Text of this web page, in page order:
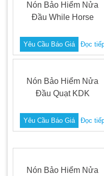
Nón Bảo Hiểm Nửa
Đầu While Horse
Yêu Cầu Báo Giá Đọc
Nón Bảo Hiểm Nửa
Đầu Quạt KDK
Yêu Cầu Báo Giá Đọc
Nón Bảo Hiểm Nửa